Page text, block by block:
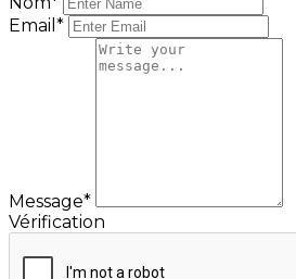
Email*
Message*
Vérification